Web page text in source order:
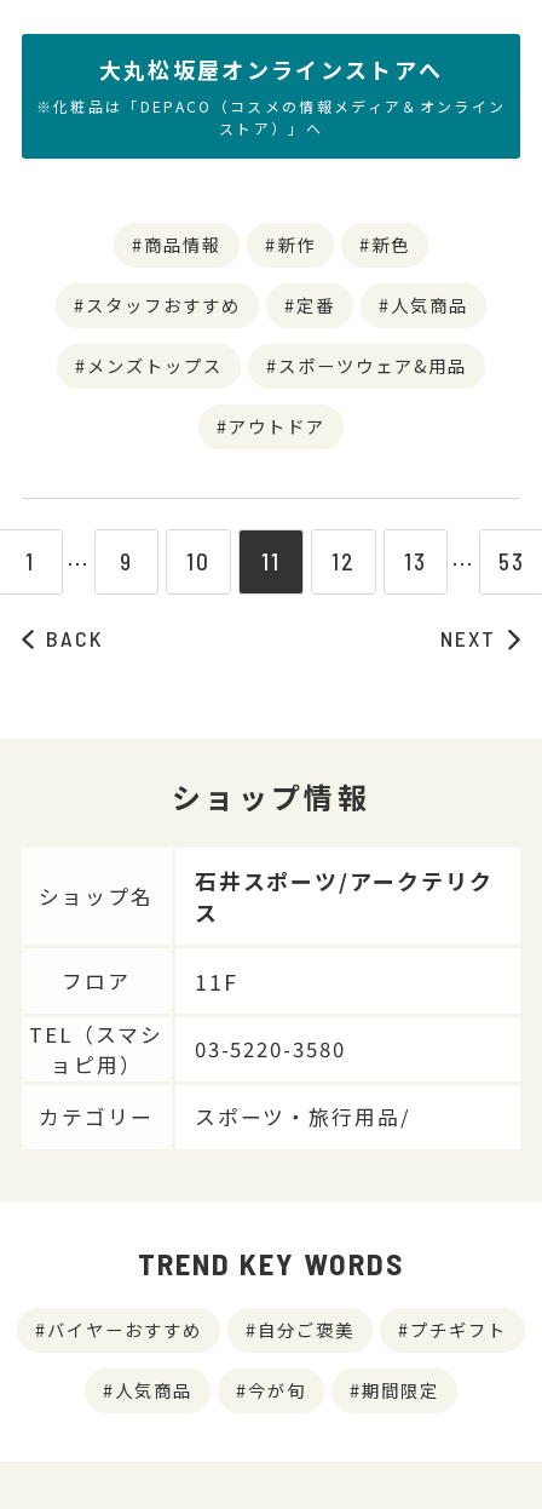
大丸松坂屋オンラインストアへ
※化粧品は「DEPACO（コスメの情報メディア＆オンライン
ストア）」へ
商品情報 新作 新色
スタッフおすすめ 定番 人気商品
メンズトップス スポーツウェア&用品
アウトドア
BACK
1 ⋯ 9 10 11 12 13 ⋯ 53
NEXT
ショップ情報
ショップ名
石井スポーツ/アークテリク
ス
フロア 11F
TEL（スマシ
ョピ用）
03-5220-3580
カテゴリー スポーツ・旅行用品/
TREND KEY WORDS
バイヤーおすすめ 自分ご褒美 プチギフト
人気商品 今が旬 期間限定